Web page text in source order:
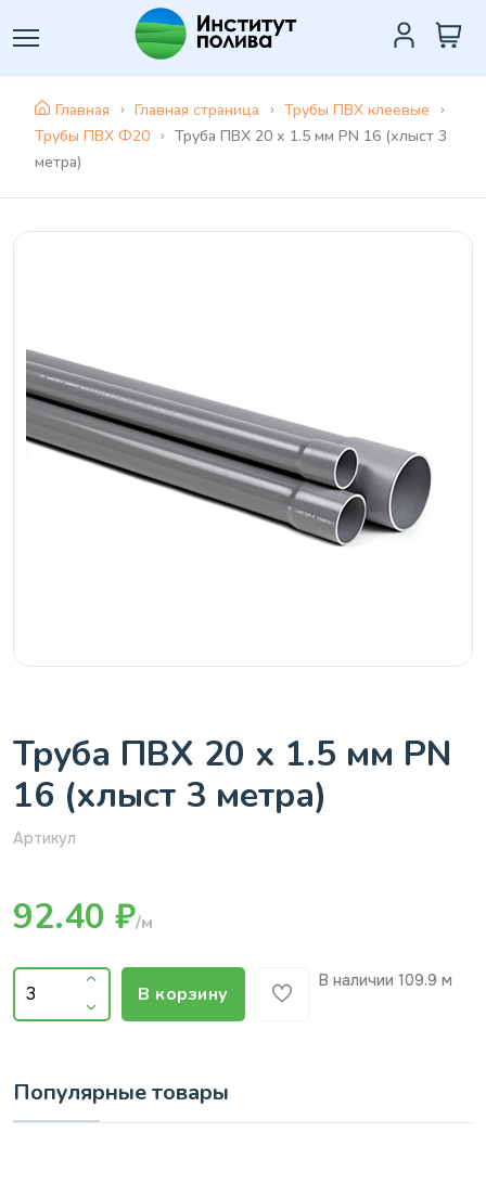
Главная Главная страница
Трубы ПВХ клеевые
Трубы ПВХ Ф20
Труба ПВХ 20 х 1.5 мм PN 16 (хлыст 3
метра)
Труба ПВХ 20 х 1.5 мм PN
16 (хлыст 3 метра)
Артикул
92.40 ₽/м
В корзину
В наличии 109.9 м
Популярные товары